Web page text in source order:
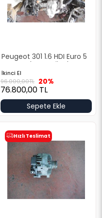
Peugeot 301 1.6 HDI Euro 5
Motor Çıkma Orjinal
İkinci El
96.000,00TL 20%
76.800,00 TL
Sepete Ekle
Hızlı Teslimat